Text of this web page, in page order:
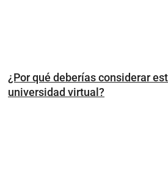
¿Por qué deberías considerar
universidad virtual?